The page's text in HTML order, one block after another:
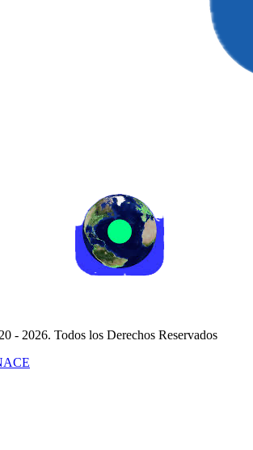
- 2026. Todos los Derechos Reservados